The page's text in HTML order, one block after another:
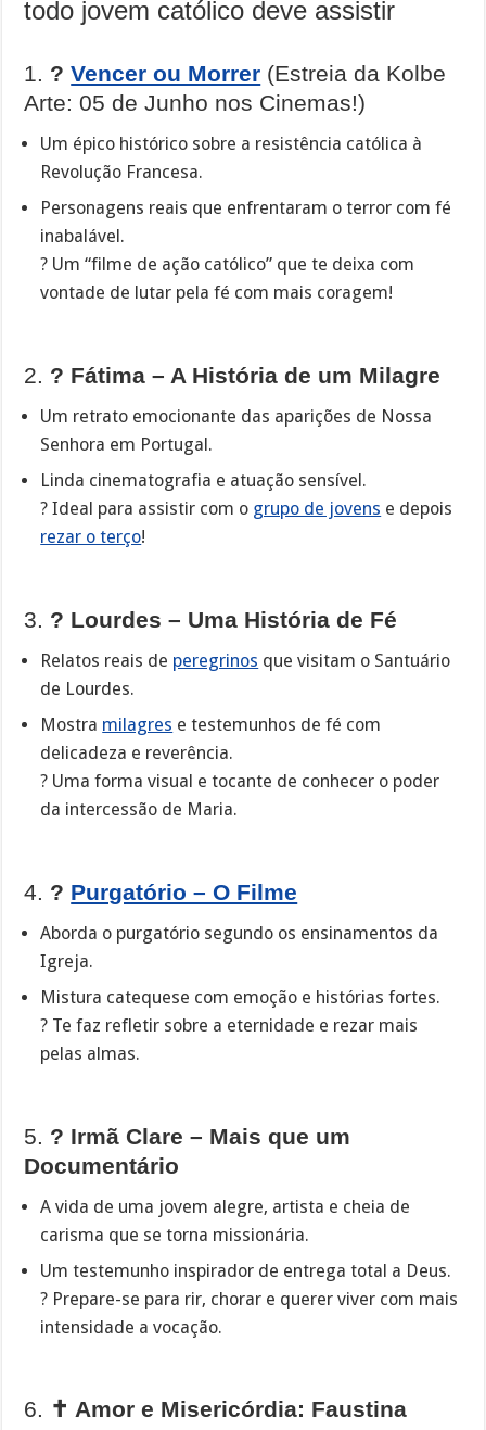
todo jovem católico deve assistir
1. ?Vencer ou Morrer (Estreia da Kolbe
Arte: 05 de Junho nos Cinemas!)
Um épico histórico sobre a resistência católica à
Revolução Francesa.
Personagens reais que enfrentaram o terror com fé
inabalável.
? Um “filme de ação católico” que te deixa com
vontade de lutar pela fé com mais coragem!
2. ?️ Fátima – A História de um Milagre
Um retrato emocionante das aparições de Nossa
Senhora em Portugal.
Linda cinematografia e atuação sensível.
? Ideal para assistir com o grupo de jovens e depois
rezar o terço!
3. ? Lourdes – Uma História de Fé
Relatos reais de peregrinos que visitam o Santuário
de Lourdes.
Mostra milagres e testemunhos de fé com
delicadeza e reverência.
?️ Uma forma visual e tocante de conhecer o poder
da intercessão de Maria.
4. ? Purgatório – O Filme
Aborda o purgatório segundo os ensinamentos da
Igreja.
Mistura catequese com emoção e histórias fortes.
?️ Te faz refletir sobre a eternidade e rezar mais
pelas almas.
5. ? Irmã Clare – Mais que um
Documentário
A vida de uma jovem alegre, artista e cheia de
carisma que se torna missionária.
Um testemunho inspirador de entrega total a Deus.
? Prepare-se para rir, chorar e querer viver com mais
intensidade a vocação.
6. ✝️ Amor e Misericórdia: Faustina